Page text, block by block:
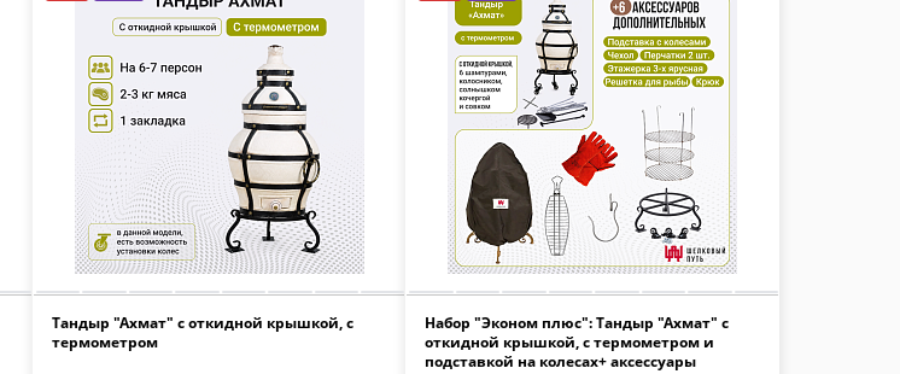
Тандыр "Ахмат" с откидной крышкой, с
термометром
Набор "Эконом плюс": Тандыр "Ахмат" с
откидной крышкой, с термометром и
подставкой на колесах+ аксессуары